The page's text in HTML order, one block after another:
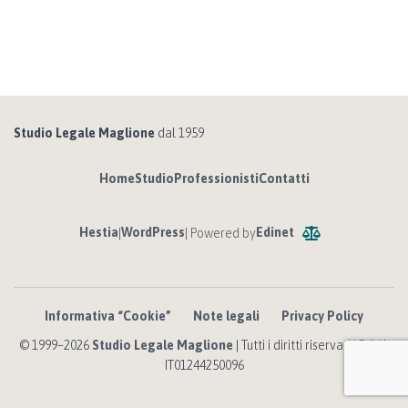
Studio Legale Maglione dal 1959
HomeStudio ProfessionistiContatti
Hestia|WordPress| Powered byEdinet
Informativa “Cookie” Note legali
Privacy Policy
© 1999–2026Studio Legale Maglione | Tutti i diritti riservati | P. IVA
IT01244250096